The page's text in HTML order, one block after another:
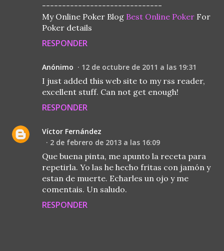
------------------------------
My Online Poker Blog Best Online Poker For
Poker details
RESPONDER
Anónimo 12 de octubre de 2011 a las 19:31
I just added this web site to my rss reader,
excellent stuff. Can not get enough!
RESPONDER
Víctor Fernández
2 de febrero de 2013 a las 16:09
Que buena pinta, me apunto la receta para
repetirla. Yo las he hecho fritas con jamón y
estan de muerte. Echarles un ojo y me
comentais. Un saludo.
RESPONDER